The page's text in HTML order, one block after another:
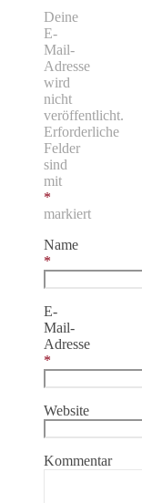
Deine
E-
Mail-
Adresse
wird
nicht
veröffentlicht.
Erforderliche
Felder
sind
mit
*
markiert
Name
*
E-
Mail-
Adresse
*
Website
Kommentar